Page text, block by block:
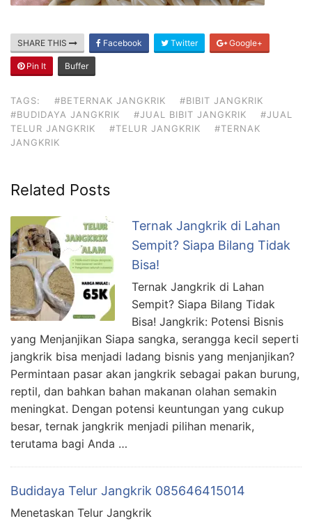
SHARE THIS Facebook Twitter Google+
Pin It Buffer
TAGS: #BETERNAK JANGKRIK
#BIBIT JANGKRIK
#BUDIDAYA JANGKRIK
#JUAL BIBIT JANGKRIK
#JUAL
TELUR JANGKRIK
#TELUR JANGKRIK
#TERNAK
JANGKRIK
Related Posts
Ternak Jangkrik di Lahan
Sempit? Siapa Bilang Tidak
Bisa!
Ternak Jangkrik di Lahan
Sempit? Siapa Bilang Tidak
Bisa! Jangkrik: Potensi Bisnis
yang Menjanjikan Siapa sangka, serangga kecil seperti
jangkrik bisa menjadi ladang bisnis yang menjanjikan?
Permintaan pasar akan jangkrik sebagai pakan burung,
reptil, dan bahkan bahan makanan olahan semakin
meningkat. Dengan potensi keuntungan yang cukup
besar, ternak jangkrik menjadi pilihan menarik,
terutama bagi Anda …
Budidaya Telur Jangkrik 085646415014
Menetaskan Telur Jangkrik